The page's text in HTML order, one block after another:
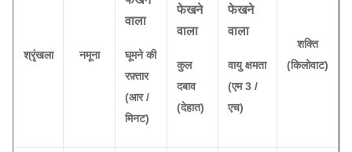
श्रृंखला नमूना
वाला
घूमने की
रफ़्तार
(आर /
मिनट)
फेखने
वाला
कुल
दबाव
(देहात)
फेखने
वाला
वायु क्षमता
(एम 3 /
एच)
शक्ति
(किलोवाट)